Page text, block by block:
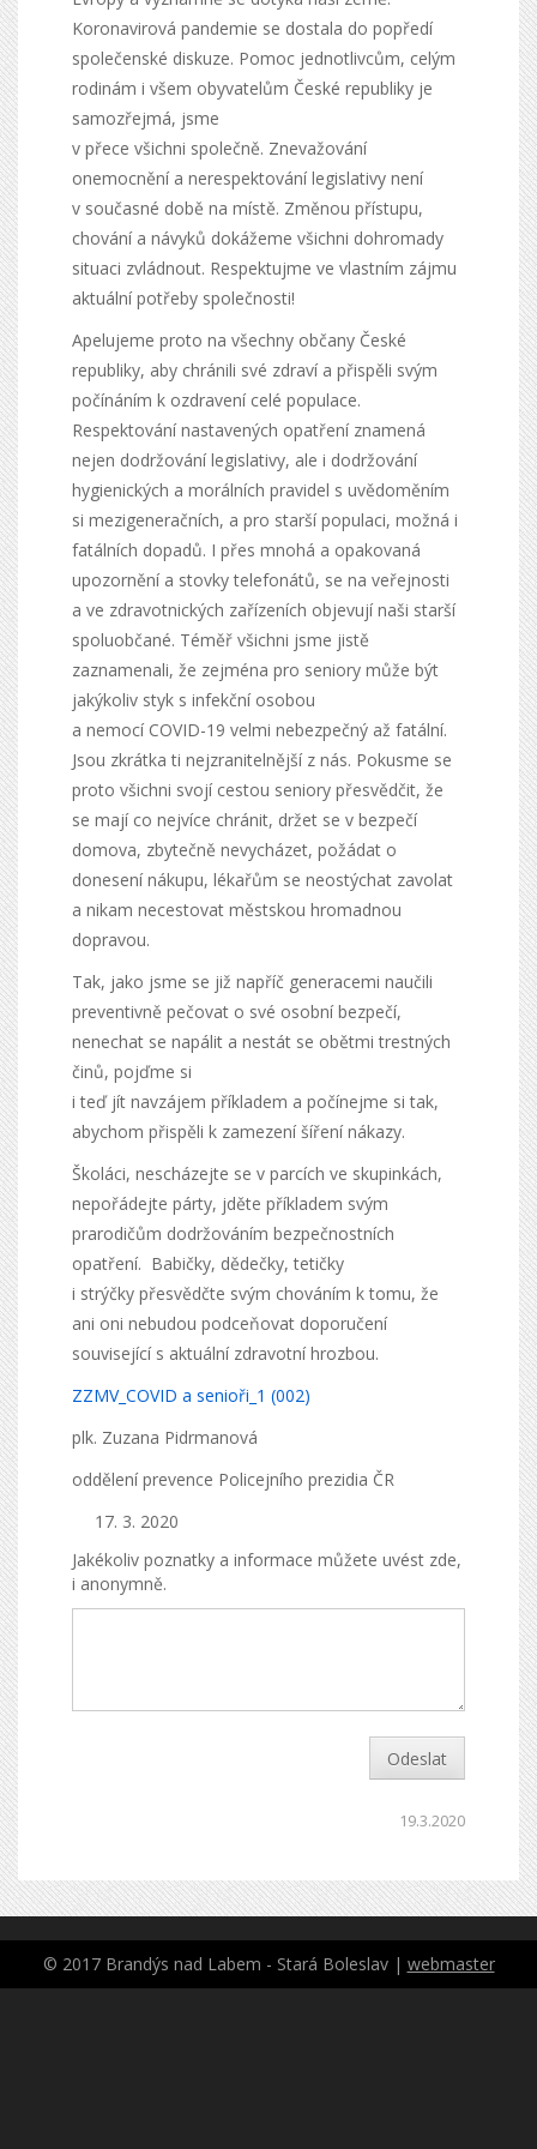
Koronavirová pandemie se dostala do popředí
společenské diskuze. Pomoc jednotlivcům, celým
rodinám i všem obyvatelům České republiky je
samozřejmá, jsme
v přece všichni společně. Znevažování
onemocnění a nerespektování legislativy není
v současné době na místě. Změnou přístupu,
chování a návyků dokážeme všichni dohromady
situaci zvládnout. Respektujme ve vlastním zájmu
aktuální potřeby společnosti!
Apelujeme proto na všechny občany České
republiky, aby chránili své zdraví a přispěli svým
počínáním k ozdravení celé populace.
Respektování nastavených opatření znamená
nejen dodržování legislativy, ale i dodržování
hygienických a morálních pravidel s uvědoměním
si mezigeneračních, a pro starší populaci, možná i
fatálních dopadů. I přes mnohá a opakovaná
upozornění a stovky telefonátů, se na veřejnosti
a ve zdravotnických zařízeních objevují naši starší
spoluobčané. Téměř všichni jsme jistě
zaznamenali, že zejména pro seniory může být
jakýkoliv styk s infekční osobou
a nemocí COVID-19 velmi nebezpečný až fatální.
Jsou zkrátka ti nejzranitelnější z nás. Pokusme se
proto všichni svojí cestou seniory přesvědčit, že
se mají co nejvíce chránit, držet se v bezpečí
domova, zbytečně nevycházet, požádat o
donesení nákupu, lékařům se neostýchat zavolat
a nikam necestovat městskou hromadnou
dopravou.
Tak, jako jsme se již napříč generacemi naučili
preventivně pečovat o své osobní bezpečí,
nenechat se napálit a nestát se obětmi trestných
činů, pojďme si
i teď jít navzájem příkladem a počínejme si tak,
abychom přispěli k zamezení šíření nákazy.
Školáci, nescházejte se v parcích ve skupinkách,
nepořádejte párty, jděte příkladem svým
prarodičům dodržováním bezpečnostních
opatření. Babičky, dědečky, tetičky
i strýčky přesvědčte svým chováním k tomu, že
ani oni nebudou podceňovat doporučení
související s aktuální zdravotní hrozbou.
ZZMV_COVID a senioři_1 (002)
plk. Zuzana Pidrmanová
oddělení prevence Policejního prezidia ČR
3. 2020
Jakékoliv poznatky a informace můžete uvést zde,
i anonymně.
Odeslat
19.3.2020
© 2017 Brandýs nad Labem - Stará Boleslav | webmaster